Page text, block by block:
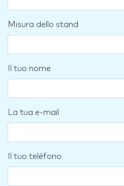
Misura dello stand
Il tuo nome
La tua e-mail
Il tuo teléfono